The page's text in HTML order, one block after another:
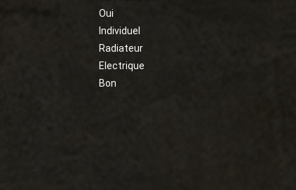
Oui
Individuel
Radiateur
Electrique
Bon